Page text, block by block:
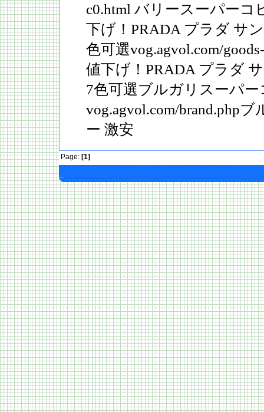
c0.html バリースーパーコ
下げ！PRADA プラダ サ
色可選vog.agvol.com/
値下げ！PRADA プラダ
7色可選ブルガリスーパー
vog.agvol.com/brand.php
ー 激安
Page: [1]